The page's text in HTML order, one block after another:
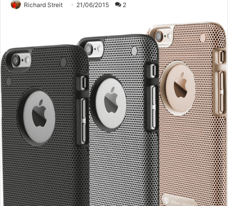
Richard Streit 21/06/2015 2